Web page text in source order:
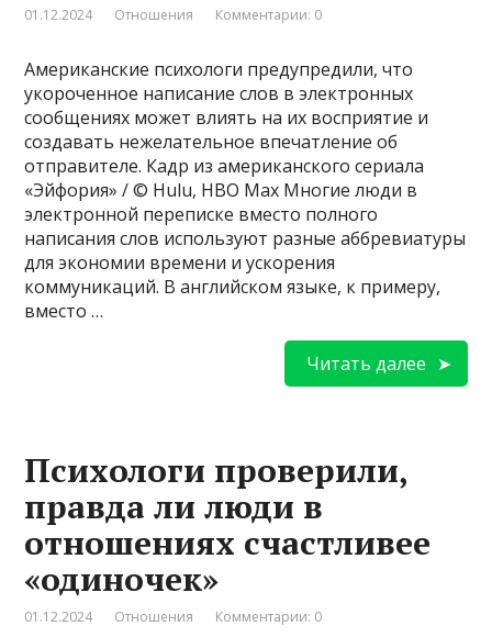
01.12.2024 Отношения Комментарии: 0
Американские психологи предупредили, что
укороченное написание слов в электронных
сообщениях может влиять на их восприятие и
создавать нежелательное впечатление об
отправителе. Кадр из американского сериала
«Эйфория» / © Hulu, HBO Max Многие люди в
электронной переписке вместо полного
написания слов используют разные аббревиатуры
для экономии времени и ускорения
коммуникаций. В английском языке, к примеру,
вместо …
Читать далее
Психологи проверили,
правда ли люди в
отношениях счастливее
«одиночек»
01.12.2024 Отношения Комментарии: 0